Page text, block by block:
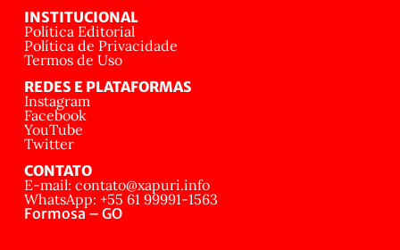
INSTITUCIONAL
Política Editorial
Política de Privacidade
Termos de Uso
REDES E PLATAFORMAS
Instagram
Facebook
YouTube
Twitter
CONTATO
E-mail: contato@xapuri.info
WhatsApp: +55 61 99991-1563
Formosa – GO